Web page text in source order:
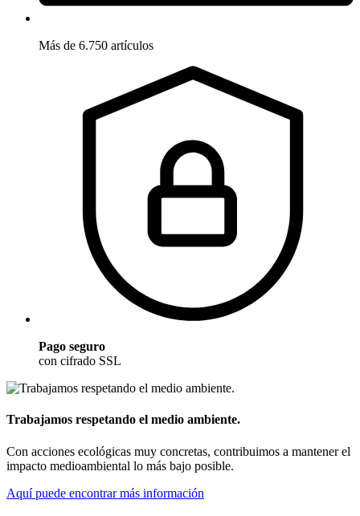
Más de 6.750 artículos
Pago seguro
con cifrado SSL
Trabajamos respetando el medio ambiente.
Con acciones ecológicas muy concretas, contribuimos a mantener el
impacto medioambiental lo más bajo posible.
Aquí puede encontrar más información